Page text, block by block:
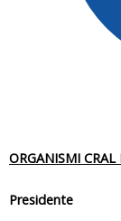
ORGANISMI
Presidente